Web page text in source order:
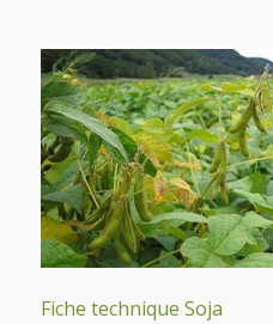
Fiche technique Soja